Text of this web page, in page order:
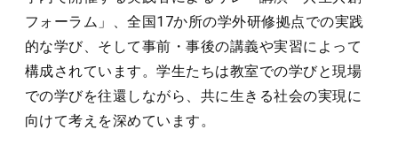
フォーラム」、全国17か所の学外研修拠点での実践
的な学び、そして事前・事後の講義や実習によって
構成されています。学生たちは教室での学びと現場
での学びを往還しながら、共に生きる社会の実現に
向けて考えを深めています。